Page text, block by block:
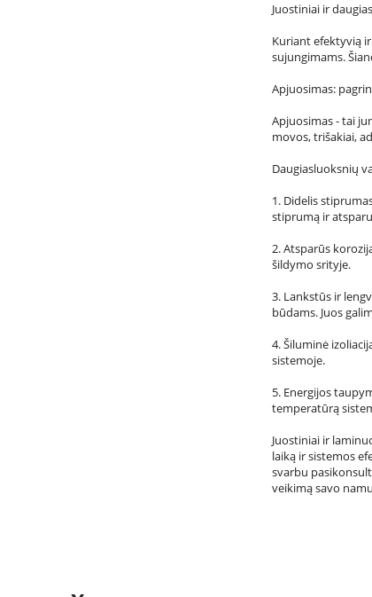
Juostiniai ir
Kuriant efektyvią
sujungimams.
Apjuosimas:
Apjuosimas - tai
movos, trišakiai,
Daugiasluoksnių
1. Didelis
stiprumą ir
2. Atsparūs
šildymo srityje.
3. Lankstūs ir
būdams. Juos
4. Šiluminė
sistemoje.
5. Energijos
temperatūrą
Juostiniai ir
laiką ir sistemos
svarbu
veikimą savo